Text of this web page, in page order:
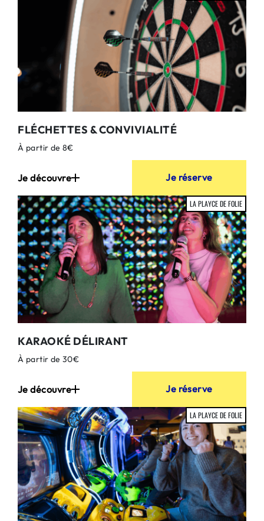
FLÉCHETTES & CONVIVIALITÉ
À partir de 8€
Je découvre Je réserve
LA PLAYCE DE FOLIE
KARAOKÉ DÉLIRANT
À partir de 30€
Je découvre Je réserve
LA PLAYCE DE FOLIE